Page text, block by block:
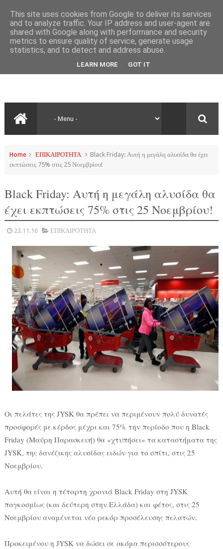
Home ΕΠΙΚΑΙΡΟΤΗΤΑ
Black Friday: Αυτή η μεγάλη αλυσίδα θα έχει
εκπτώσεις 75% στις 25 Νοεμβρίου!
Black Friday: Αυτή η μεγάλη αλυσίδα θα
έχει εκπτώσεις 75% στις 25 Νοεμβρίου!
23.11.16 ΕΠΙΚΑΙΡΟΤΗΤΑ
Οι πελάτες της JYSK θα πρέπει να περιμένουν πολύ δυνατές
προσφορές με κέρδος μέχρι και 75% την περίοδο που η Black
Friday (Μαύρη Παρασκευή) θα «χτυπήσει» τα καταστήματα της
JYSK, της δανέζικης αλυσίδας ειδών για το σπίτι, στις 25
Νοεμβρίου.
Αυτή θα είναι η τέταρτη χρονιά Black Friday στη JYSK
παγκοσμίως (και δεύτερη στην Ελλάδα) και φέτος, στις 25
Νοεμβρίου αναμένεται νέο ρεκόρ προσέλευσης πελατών.
Προκειμένου η JYSK να δώσει σε ακόμα περισσότερους
This site uses cookies from Google to deliver its services
and to analyze traffic. Your IP address and user-agent are
shared with Google along with performance and security
metrics to ensure quality of service, generate usage
statistics, and to detect and address abuse.
LEARN MORE GOT IT